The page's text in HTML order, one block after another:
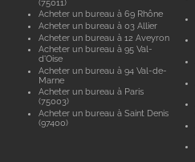
(75011)
Acheter un bureau à 69 Rhône
Acheter un bureau à 03 Allier
Acheter un bureau à 12 Aveyron
Acheter un bureau à 95 Val-
d'Oise
Acheter un bureau à 94 Val-de-
Marne
Acheter un bureau à Paris
(75003)
Acheter un bureau à Saint Denis
(97400)